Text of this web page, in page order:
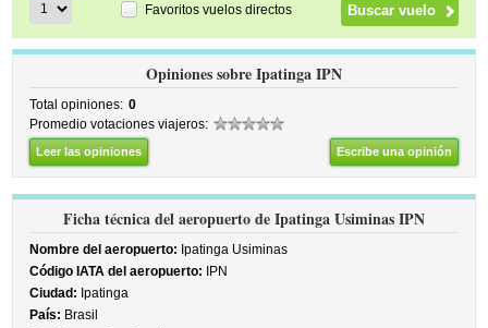
Favoritos vuelos directos
Opiniones sobre Ipatinga IPN
Total opiniones: 0
Promedio votaciones viajeros:
Leer las opiniones Escribe una opinión
Ficha técnica del aeropuerto de Ipatinga Usiminas IPN
Nombre del aeropuerto: Ipatinga Usiminas
Código IATA del aeropuerto: IPN
Ciudad: Ipatinga
País: Brasil